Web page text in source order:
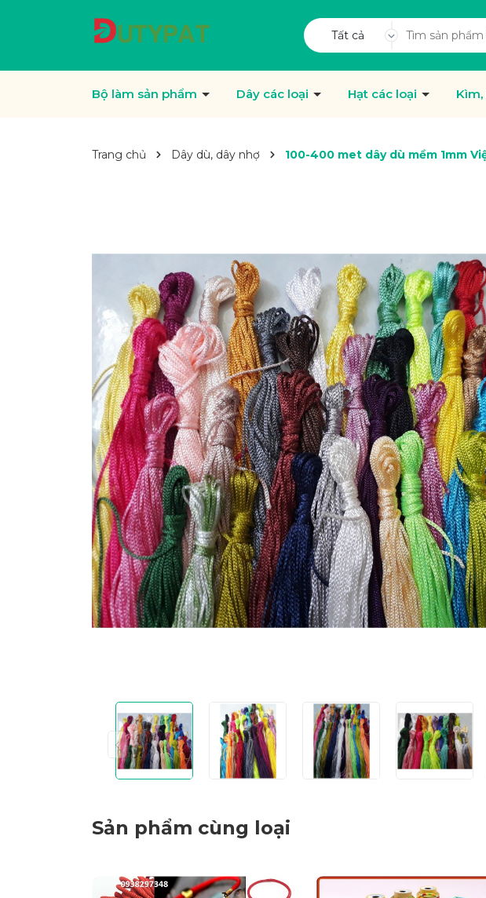
Tất cả
Bộ làm sản phẩm Dây các loại Hạt các loại
Trang chủ Dây dù, dây nhợ 100-400 met dây dù mềm 1mm
Sản phẩm cùng loại